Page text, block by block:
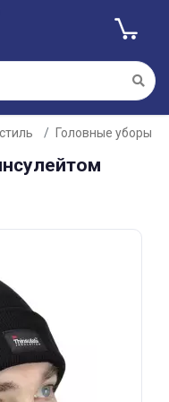
Головные уборы